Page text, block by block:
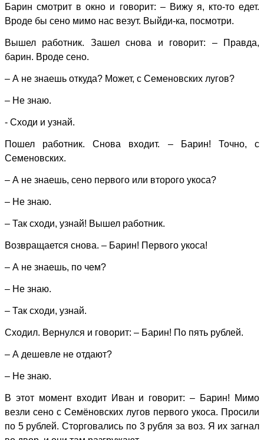
Барин смотрит в окно и говорит: – Вижу я, кто-то едет.
Вроде бы сено мимо нас везут. Выйди-ка, посмотри.
Вышел работник. Зашел снова и говорит: – Правда,
барин. Вроде сено.
– А не знаешь откуда? Может, с Семеновских лугов?
– Не знаю.
- Сходи и узнай.
Пошел работник. Снова входит. – Барин! Точно, с
Семеновских.
– А не знаешь, сено первого или второго укоса?
– Не знаю.
– Так сходи, узнай! Вышел работник.
Возвращается снова. – Барин! Первого укоса!
– А не знаешь, по чем?
– Не знаю.
– Так сходи, узнай.
Сходил. Вернулся и говорит: – Барин! По пять рублей.
– А дешевле не отдают?
– Не знаю.
В этот момент входит Иван и говорит: – Барин! Мимо
везли сено с Семёновских лугов первого укоса. Просили
по 5 рублей. Сторговались по 3 рубля за воз. Я их загнал